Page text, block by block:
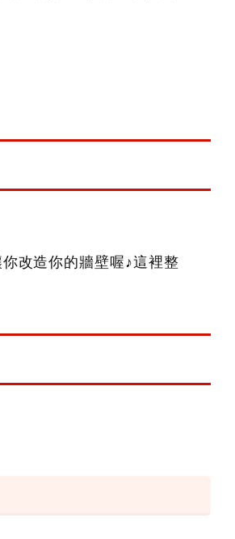
改造你的牆壁喔♪這裡整